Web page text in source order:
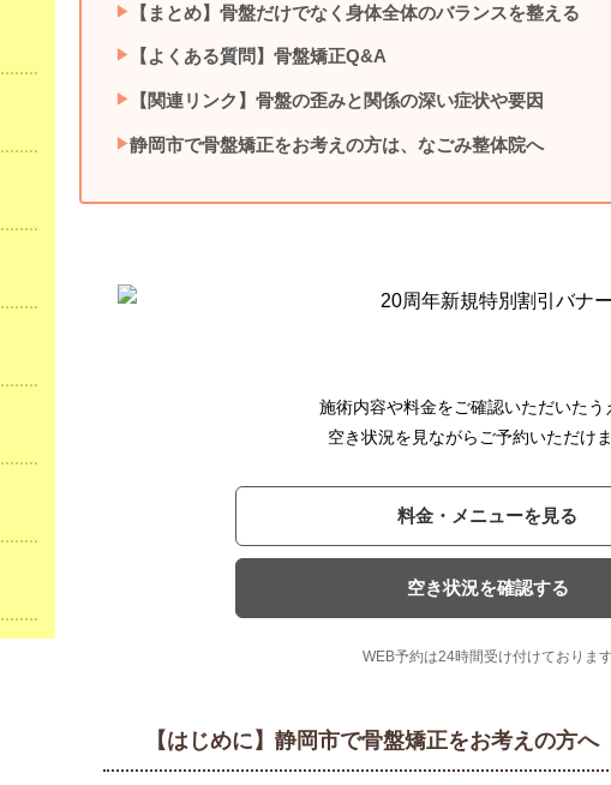
【まとめ】骨盤だけでなく身体全体のバランスを整える
【よくある質問】骨盤矯正Q&A
【関連リンク】骨盤の歪みと関係の深い症状や要因
静岡市で骨盤矯正をお考えの方は、なごみ整体院へ
施術内容や料金をご確認いただいたう
空き状況を見ながらご予約いただけま
料金・メニューを見る
空き状況を確認する
WEB予約は24時間受け付けております
【はじめに】静岡市で骨盤矯正をお考えの方へ